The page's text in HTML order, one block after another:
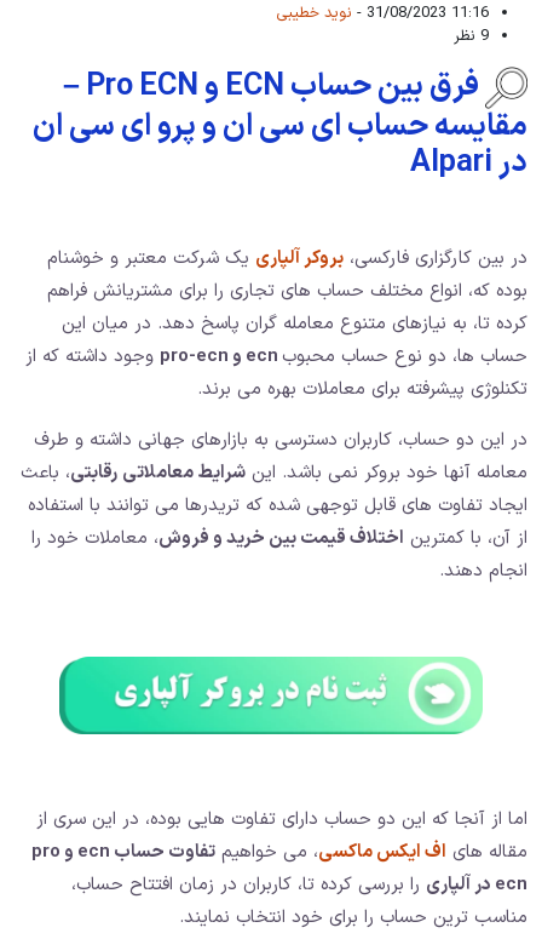
11:16 31/08/2023 -
نوید خطیبی
9 نظر
فرق بین حساب ECN و Pro ECN –
مقایسه حساب ای سی ان و پرو ای سی ان
در Alpari
در بین کارگزاری فارکسی، بروکر آلپاری یک شرکت معتبر و خوشنام
بوده که، انواع مختلف حساب های تجاری را برای مشتریانش فراهم
کرده تا، به نیازهای متنوع معامله گران پاسخ دهد. در میان این
حساب ها، دو نوع حساب محبوب
وجود داشته که از
تکنلوژی پیشرفته برای معاملات بهره می برند.
در این دو حساب، کاربران دسترسی به بازارهای جهانی داشته و طرف
معامله آنها خود بروکر نمی باشد. این شرایط معاملاتی رقابتی، باعث
ایجاد تفاوت های قابل توجهی شده که تریدرها می توانند با استفاده
از آن، با کمترین اختلاف قیمت بین خرید و فروش، معاملات خود را
انجام دهند.
اما از آنجا که این دو حساب دارای تفاوت هایی بوده، در این سری از
مقاله های اف ایکس ماکسی، می خواهیم
تفاوت حساب ecn و pro
ecn در آلپاری
را بررسی کرده تا، کاربران در زمان افتتاح حساب،
مناسب ترین حساب را برای خود انتخاب نمایند.